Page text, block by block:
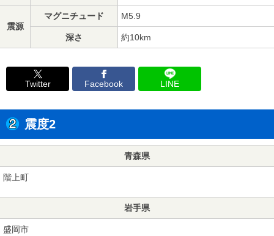
震源
マグニチュード M5.9
深さ 約10km
Twitter Facebook LINE
震度2
青森県
階上町
岩手県
盛岡市